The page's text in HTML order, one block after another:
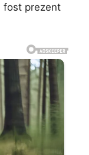
fost prezent